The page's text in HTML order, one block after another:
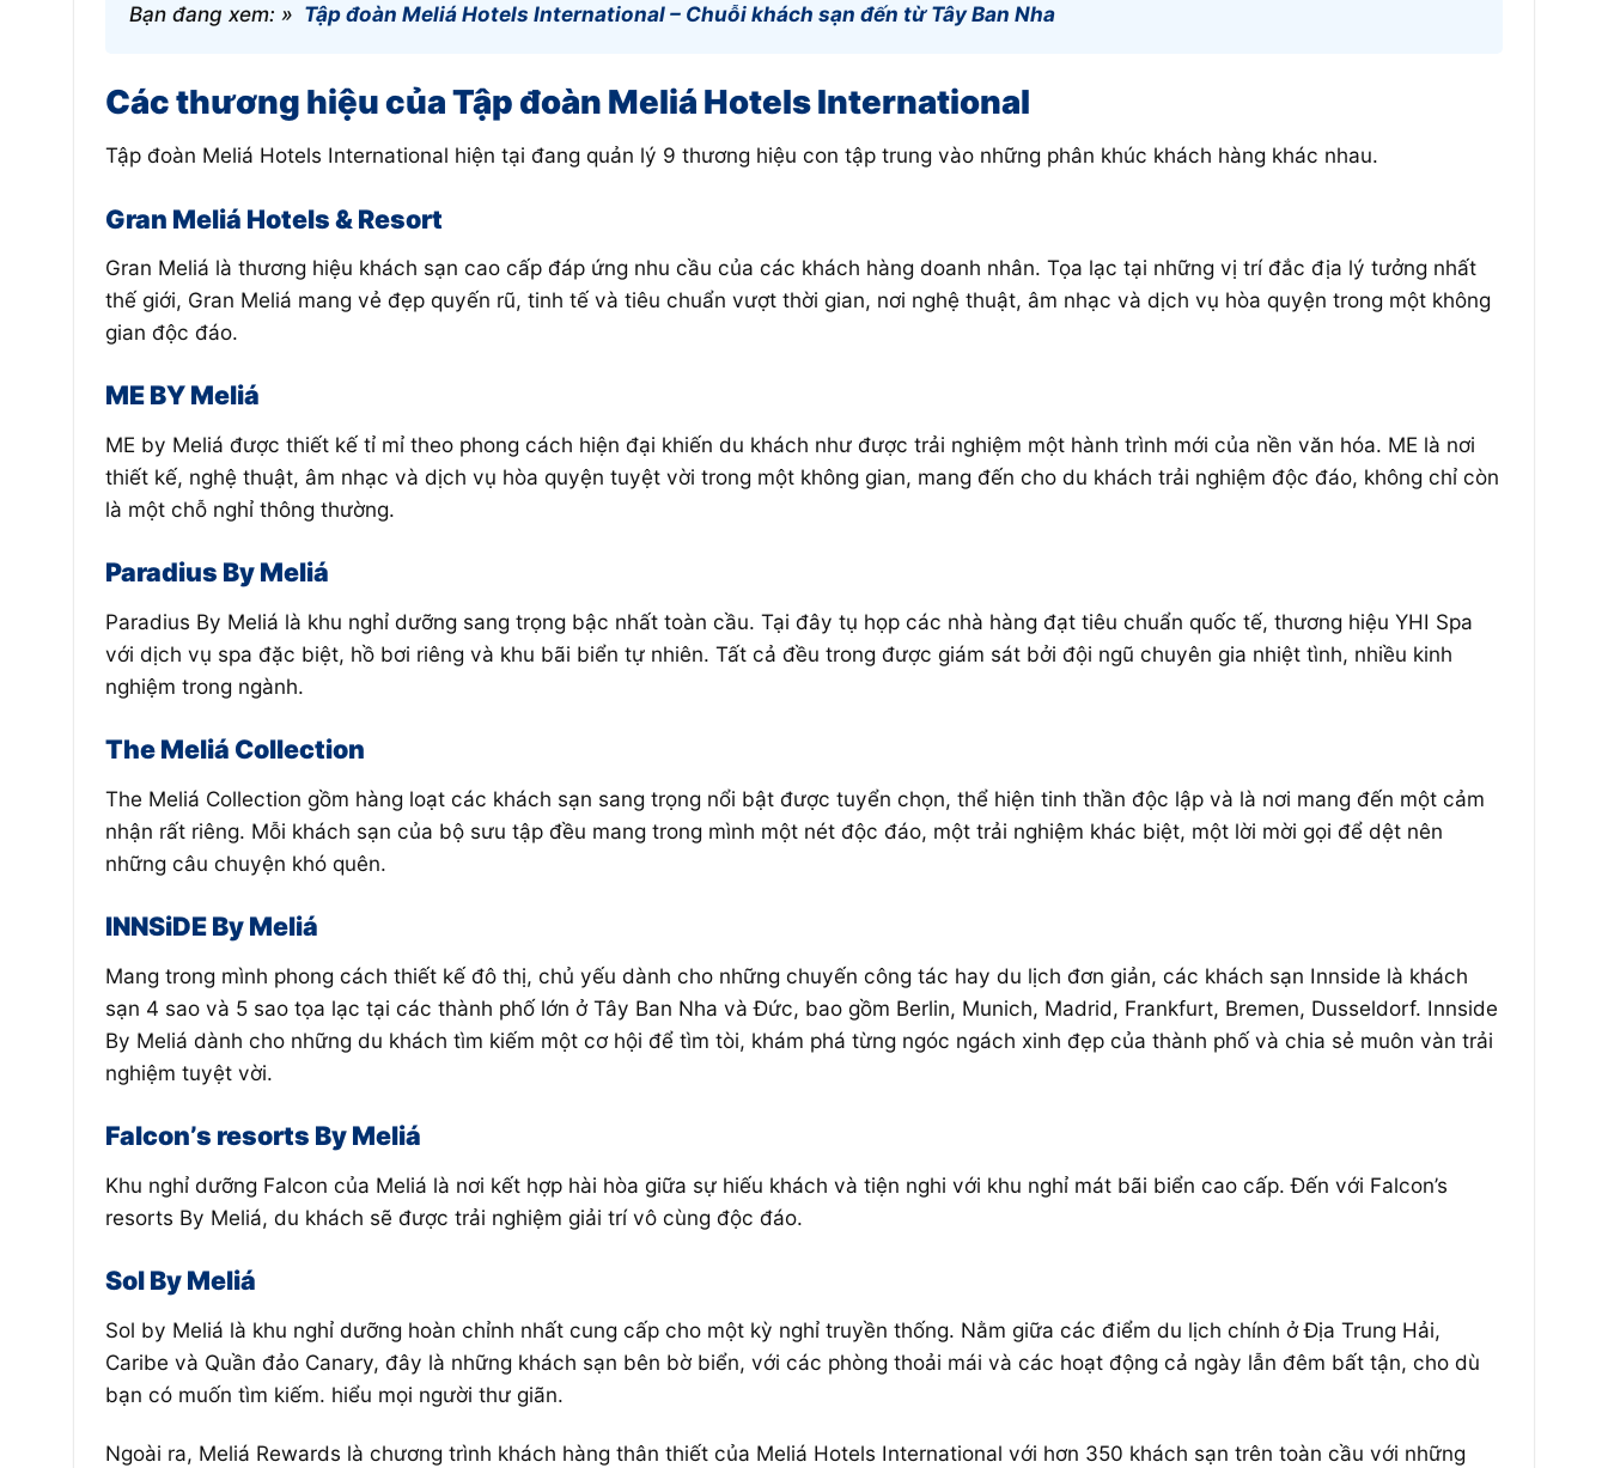
Bạn đang xem: » Tập đoàn Meliá Hotels International – Chuỗi khách sạn đến từ Tây Ban Nha
Các thương hiệu của Tập đoàn Meliá Hotels International
Tập đoàn Meliá Hotels International hiện tại đang quản lý 9 thương hiệu con tập trung vào những phân khúc khách hàng khác nhau.
Gran Meliá Hotels & Resort
Gran Meliá là thương hiệu khách sạn cao cấp đáp ứng nhu cầu của các khách hàng doanh nhân. Tọa lạc tại những vị trí đắc địa lý tưởng nhất
thế giới, Gran Meliá mang vẻ đẹp quyến rũ, tinh tế và tiêu chuẩn vượt thời gian, nơi nghệ thuật, âm nhạc và dịch vụ hòa quyện trong một không
gian độc đáo.
ME BY Meliá
ME by Meliá được thiết kế tỉ mỉ theo phong cách hiện đại khiến du khách như được trải nghiệm một hành trình mới của nền văn hóa. ME là nơi
thiết kế, nghệ thuật, âm nhạc và dịch vụ hòa quyện tuyệt vời trong một không gian, mang đến cho du khách trải nghiệm độc đáo, không chỉ còn
là một chỗ nghỉ thông thường.
Paradius By Meliá
Paradius By Meliá là khu nghỉ dưỡng sang trọng bậc nhất toàn cầu. Tại đây tụ họp các nhà hàng đạt tiêu chuẩn quốc tế, thương hiệu YHI Spa
với dịch vụ spa đặc biệt, hồ bơi riêng và khu bãi biển tự nhiên. Tất cả đều trong được giám sát bởi đội ngũ chuyên gia nhiệt tình, nhiều kinh
nghiệm trong ngành.
The Meliá Collection
The Meliá Collection gồm hàng loạt các khách sạn sang trọng nổi bật được tuyển chọn, thể hiện tinh thần độc lập và là nơi mang đến một cảm
nhận rất riêng. Mỗi khách sạn của bộ sưu tập đều mang trong mình một nét độc đáo, một trải nghiệm khác biệt, một lời mời gọi để dệt nên
những câu chuyện khó quên.
INNSiDEBy Meliá
Mang trong mình phong cách thiết kế đô thị, chủ yếu dành cho những chuyến công tác hay du lịch đơn giản, các khách sạn Innside là khách
sạn 4 sao và 5 sao tọa lạc tại các thành phố lớn ở Tây Ban Nha và Đức, bao gồm Berlin, Munich, Madrid, Frankfurt, Bremen, Dusseldorf. Innside
By Meliá dành cho những du khách tìm kiếm một cơ hội để tìm tòi, khám phá từng ngóc ngách xinh đẹp của thành phố và chia sẻ muôn vàn trải
nghiệm tuyệt vời.
Falcon’s resorts By Meliá
Khu nghỉ dưỡng Falcon của Meliá là nơi kết hợp hài hòa giữa sự hiếu khách và tiện nghi với khu nghỉ mát bãi biển cao cấp. Đến với Falcon’s
resorts By Meliá, du khách sẽ được trải nghiệm giải trí vô cùng độc đáo.
Sol ByMeliá
Sol by Meliá là khu nghỉ dưỡng hoàn chỉnh nhất cung cấp cho một kỳ nghỉ truyền thống. Nằm giữa các điểm du lịch chính ở Địa Trung Hải,
Caribe và Quần đảo Canary, đây là những khách sạn bên bờ biển, với các phòng thoải mái và các hoạt động cả ngày lẫn đêm bất tận, cho dù
bạn có muốn tìm kiếm. hiểu mọi người thư giãn.
Ngoài ra, Meliá Rewards là chương trình khách hàng thân thiết của Meliá Hotels International với hơn 350 khách sạn trên toàn cầu với những